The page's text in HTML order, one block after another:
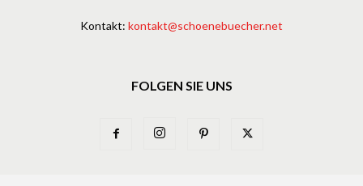
Kontakt: kontakt@schoenebuecher.net
FOLGEN SIE UNS